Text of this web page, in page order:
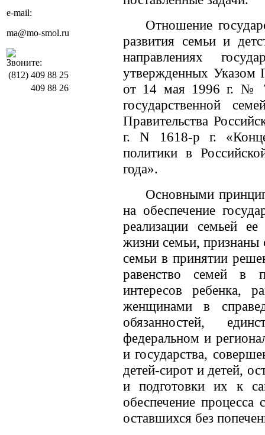
e-mail:
ma@mo-smol.ru
Звоните:
(812) 409 88 25
409 88 26
Отношение
развития семьи и
направлениях
утвержденных Указом
от 14 мая 1996 г. №
государственной
Правительства
г. N 1618-р г.
политики в
года».
Основными
на обеспечение
реализации семьей
жизни семьи, признаны
семьи в принятии
равенство семей в
интересов ребенка,
женщинами в
обязанностей,
федеральном и
и государства,
детей-сирот и детей,
и подготовки их к
обеспечение процесса
оставшихся без